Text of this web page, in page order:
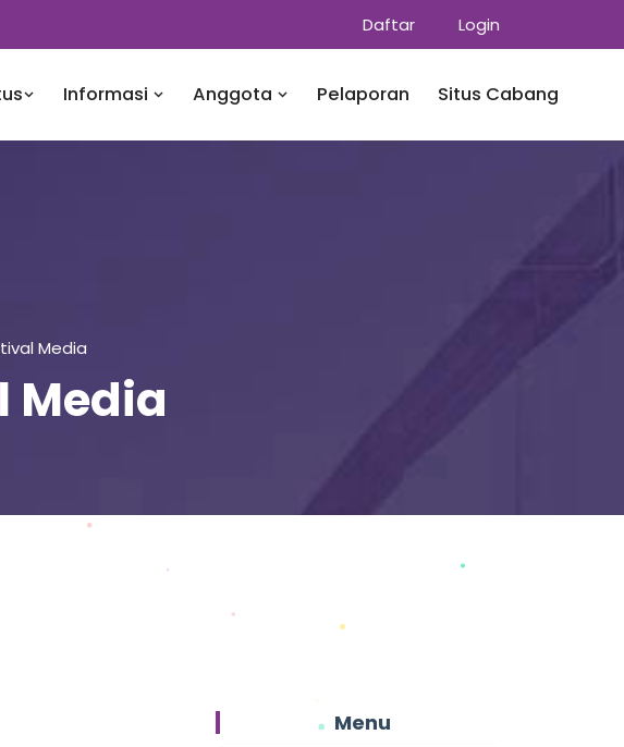
Daftar Login
Informasi Anggota Pelaporan Situs Cabang
Media
Media
Menu